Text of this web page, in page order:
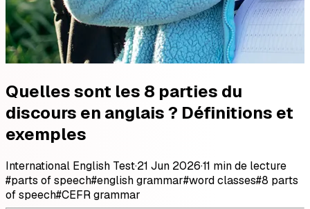
Quelles sont les 8 parties du
discours en anglais ? Définitions et
exemples
International English Test·21 Jun 2026·11 min de lecture
#parts of speech#english grammar#word classes#8 parts
of speech#CEFR grammar